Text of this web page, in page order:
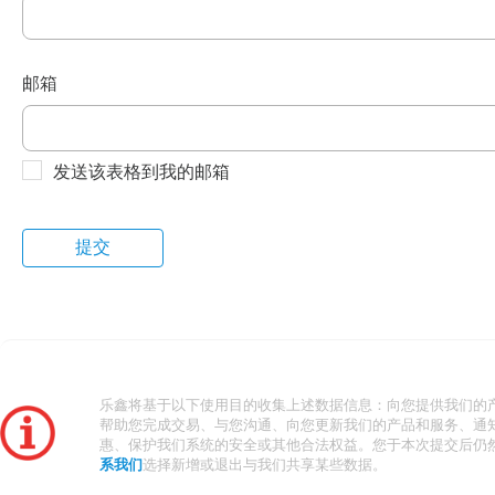
邮箱
发送该表格到我的邮箱
乐鑫将基于以下使用目的收集上述数据信息：向您提供我们的
帮助您完成交易、与您沟通、向您更新我们的产品和服务、通
惠、保护我们系统的安全或其他合法权益。您于本次提交后仍
系我们 选择新增或退出与我们共享某些数据。